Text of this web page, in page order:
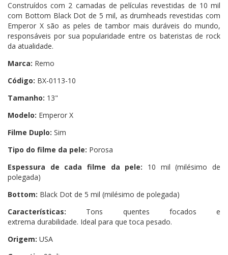
Construídos com 2 camadas de películas revestidas de 10 mil
com Bottom Black Dot de 5 mil, as drumheads revestidas com
Emperor X são as peles de tambor mais duráveis ​​do mundo,
responsáveis ​​por sua popularidade entre os bateristas de rock
da atualidade.
Marca: Remo
Código: BX-0113-10
Tamanho: 13"
Modelo: Emperor X
Filme Duplo: Sim
Tipo do filme da pele: Porosa
Espessura de cada filme da pele: 10 mil (milésimo de
polegada)
Bottom: Black Dot de 5 mil (milésimo de polegada)
Características: Tons quentes focados e
extrema durabilidade. Ideal para que toca pesado.​
Origem: USA